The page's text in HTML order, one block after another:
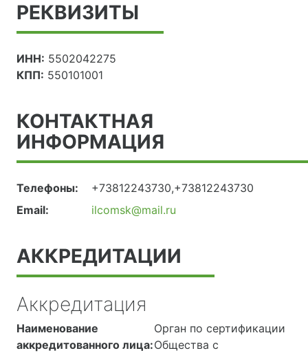
РЕКВИЗИТЫ
ИНН: 5502042275
КПП: 550101001
КОНТАКТНАЯ
ИНФОРМАЦИЯ
Телефоны:
+73812243730,+73812243730
Email:
ilcomsk@mail.ru
АККРЕДИТАЦИИ
Аккредитация
Наименование
аккредитованного лица:
Орган по сертификации
Общества с